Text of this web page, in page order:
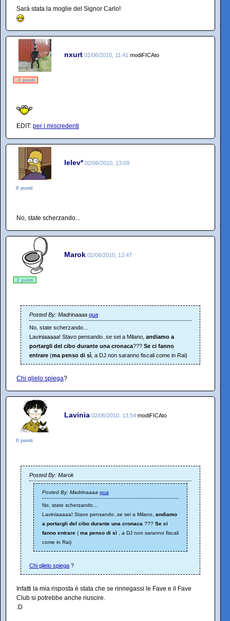
Sarà stata la moglie del Signor Carlo!
nxurt 02/06/2010, 11:41 modiFICAto
-1 punti
EDIT: per i miscredenti
lelev* 02/06/2010, 13:09
0 punti
No, state scherzando...
Marok 02/06/2010, 13:47
2 punti
Posted By: Madrinaaaa qua
No, state scherzando...
Laviniaaaaa! Stavo pensando..se sei a Milano, andiamo a
portargli del cibo durante una cronaca??? Se ci fanno
entrare (ma penso di sì , a DJ non saranno fiscali come in Rai)
Chi glielo spiega?
Lavinia 02/06/2010, 13:54 modiFICAto
0 punti
Posted By: Marok
Posted By: Madrinaaaa qua
No, state scherzando...
Laviniaaaaa! Stavo pensando..se sei a Milano, andiamo
a portargli del cibo durante una cronaca ??? Se ci
fanno entrare ( ma penso di sì
, a DJ non saranno fiscali
come in Rai)
Chi glielo spiega ?
Infatti la mia risposta è stata che se rinnegassi le Fave e il Fave
Club si potrebbe anche riuscire.
:D